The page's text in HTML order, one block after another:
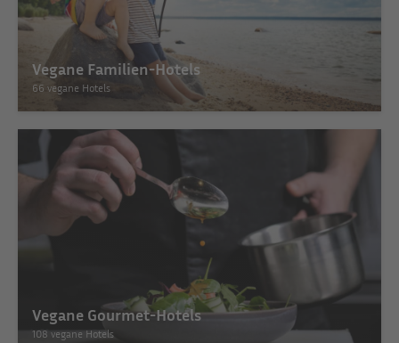
Vegane Familien-Hotels
66 vegane Hotels
Vegane Gourmet-Hotels
108 vegane Hotels